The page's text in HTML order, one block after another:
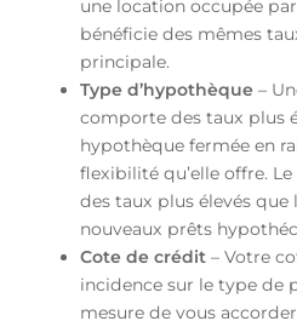
une location occupée
bénéficie des mêmes
principale.
Type d’hypothèque –
comporte des taux plus
hypothèque fermée en
flexibilité qu’elle offre.
des taux plus élevés
nouveaux prêts
Cote de crédit– Votre
incidence sur le type de
mesure de vous